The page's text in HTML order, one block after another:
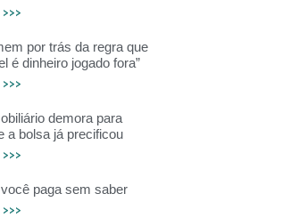
por trás da regra que
é dinheiro jogado fora”
demora para
a bolsa já precificou
paga sem saber